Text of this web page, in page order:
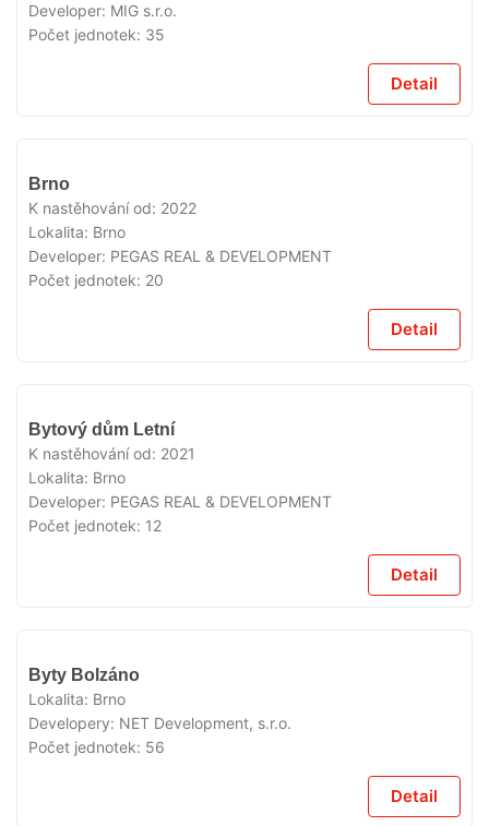
Developer: MIG s.r.o.
Počet jednotek: 35
Detail
Brno
K nastěhování od: 2022
Lokalita: Brno
Developer: PEGAS REAL & DEVELOPMENT
Počet jednotek: 20
Detail
Bytový dům Letní
K nastěhování od: 2021
Lokalita: Brno
Developer: PEGAS REAL & DEVELOPMENT
Počet jednotek: 12
Detail
Byty Bolzáno
Lokalita: Brno
Developery: NET Development, s.r.o.
Počet jednotek: 56
Detail